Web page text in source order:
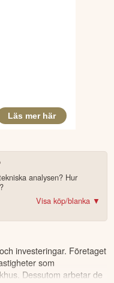
analysen? Hur
4.2av 5
Trustpilot
Visa köp/blanka ▼
investeringar. Företaget
som
Dessutom arbetar de